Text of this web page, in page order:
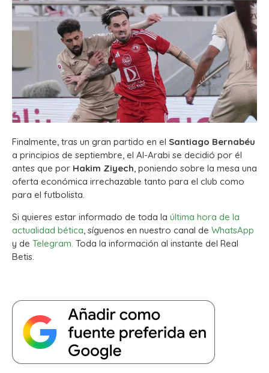
Finalmente, tras un gran partido en el Santiago Bernabéu
a principios de septiembre, el Al-Arabi se decidió por él
antes que por Hakim Ziyech, poniendo sobre la mesa una
oferta económica irrechazable tanto para el club como
para el futbolista.
Si quieres estar informado de toda la última hora de la
actualidad bética, síguenos en nuestro canal de WhatsApp
y de Telegram. Toda la información al instante del Real
Betis.